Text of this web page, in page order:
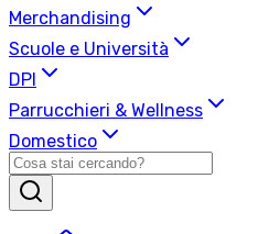
Merchandising
Scuole e Università
DPI
Parrucchieri & Wellness
Domestico